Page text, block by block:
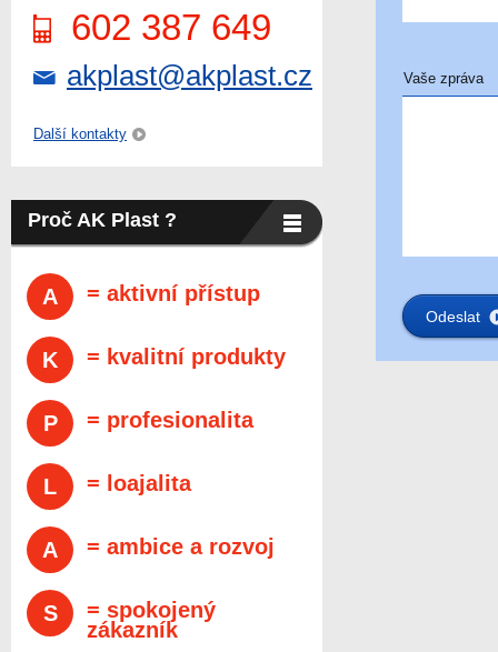
Vaše zpráva
602 387 649
akplast@akplast.cz
Další kontakty
Proč AK Plast ?
A = aktivní přístup
K = kvalitní produkty
P = profesionalita
L = loajalita
A = ambice a rozvoj
S
= spokojený
zákazník